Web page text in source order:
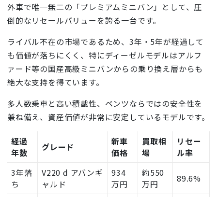
外車で唯一無二の「プレミアムミニバン」として、圧
倒的なリセールバリューを誇る一台です。
ライバル不在の市場であるため、3年・5年が経過して
も価値が落ちにくく、特にディーゼルモデルはアルフ
ァード等の国産高級ミニバンからの乗り換え層からも
絶大な支持を得ています。
多人数乗車と高い積載性、ベンツならではの安全性を
兼ね備え、資産価値が非常に安定しているモデルです。
経過
年数
グレード
新車
価格
買取相
場
リセー
ル率
3年落
ち
V220 d アバンギ
ャルド
934
万円
約550
万円
89.6%